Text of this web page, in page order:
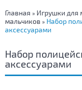
Главная » Игрушки для
мальчиков » Набор
аксессуарами
Набор
аксессуарами